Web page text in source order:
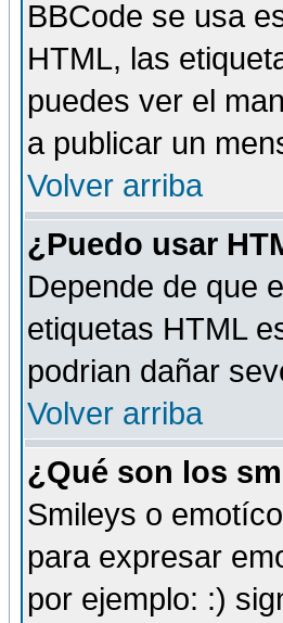
BBCode se usa
HTML, las
puedes ver el
a publicar un
Volver arriba
¿Puedo usar
Depende de que
etiquetas HTML
podrian dañar
Volver arriba
¿Qué son los
Smileys o
para expresar
por ejemplo: :)